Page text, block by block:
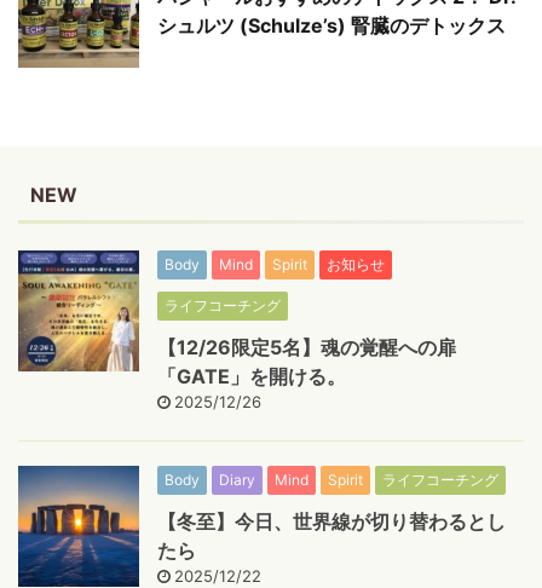
シュルツ (Schulze’s) 腎臓のデトックス
NEW
Body Mind Spirit お知らせ
ライフコーチング
【12/26限定5名】魂の覚醒への扉
「GATE」を開ける。
2025/12/26
Body Diary Mind Spirit ライフコーチング
【冬至】今日、世界線が切り替わるとし
たら
2025/12/22